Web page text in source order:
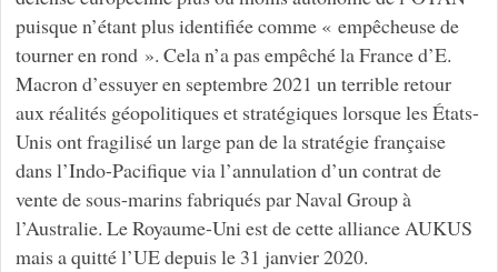
puisque n’étant plus identifiée comme « empêcheuse de
tourner en rond ». Cela n’a pas empêché la France d’E.
Macron d’essuyer en septembre 2021 un terrible retour
aux réalités géopolitiques et stratégiques lorsque les États-
Unis ont fragilisé un large pan de la stratégie française
dans l’Indo-Pacifique via l’annulation d’un contrat de
vente de sous-marins fabriqués par Naval Group à
l’Australie. Le Royaume-Uni est de cette alliance AUKUS
mais a quitté l’UE depuis le 31 janvier 2020.